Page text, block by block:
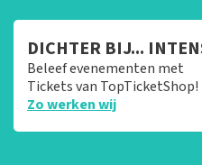
DICHTER BIJ...
Beleef evenementen met
Tickets van TopTicketShop!
Zo werken wij